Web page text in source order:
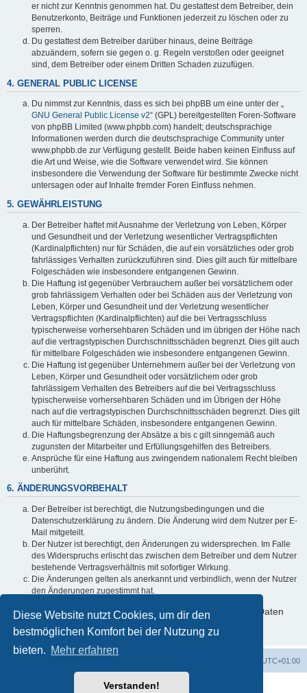
Diese Website nutzt Cookies, um dir den
bestmöglichen Komfort bei der Nutzung zu
bieten. Mehr erfahren
Verstanden!
er nicht zur Kenntnis genommen hat. Du gestattest dem Betreiber, dein
Benutzerkonto, Beiträge und Funktionen jederzeit zu löschen oder zu
sperren.
Du gestattest dem Betreiber darüber hinaus, deine Beiträge
abzuändern, sofern sie gegen o. g. Regeln verstoßen oder geeignet
sind, dem Betreiber oder einem Dritten Schaden zuzufügen.
4. GENERAL PUBLIC LICENSE
Du nimmst zur Kenntnis, dass es sich bei phpBB um eine unter der „
GNU General Public License v2“ (GPL) bereitgestellten Foren-Software
von phpBB Limited (www.phpbb.com) handelt; deutschsprachige
Informationen werden durch die deutschsprachige Community unter
www.phpbb.de zur Verfügung gestellt. Beide haben keinen Einfluss auf
die Art und Weise, wie die Software verwendet wird. Sie können
insbesondere die Verwendung der Software für bestimmte Zwecke nicht
untersagen oder auf Inhalte fremder Foren Einfluss nehmen.
5. GEWÄHRLEISTUNG
Der Betreiber haftet mit Ausnahme der Verletzung von Leben, Körper
und Gesundheit und der Verletzung wesentlicher Vertragspflichten
(Kardinalpflichten) nur für Schäden, die auf ein vorsätzliches oder grob
fahrlässiges Verhalten zurückzuführen sind. Dies gilt auch für mittelbare
Folgeschäden wie insbesondere entgangenen Gewinn.
Die Haftung ist gegenüber Verbrauchern außer bei vorsätzlichem oder
grob fahrlässigem Verhalten oder bei Schäden aus der Verletzung von
Leben, Körper und Gesundheit und der Verletzung wesentlicher
Vertragspflichten (Kardinalpflichten) auf die bei Vertragsschluss
typischerweise vorhersehbaren Schäden und im übrigen der Höhe nach
auf die vertragstypischen Durchschnittsschäden begrenzt. Dies gilt auch
für mittelbare Folgeschäden wie insbesondere entgangenen Gewinn.
Die Haftung ist gegenüber Unternehmern außer bei der Verletzung von
Leben, Körper und Gesundheit oder vorsätzlichem oder grob
fahrlässigem Verhalten des Betreibers auf die bei Vertragsschluss
typischerweise vorhersehbaren Schäden und im Übrigen der Höhe
nach auf die vertragstypischen Durchschnittsschäden begrenzt. Dies gilt
auch für mittelbare Schäden, insbesondere entgangenen Gewinn.
Die Haftungsbegrenzung der Absätze a bis c gilt sinngemäß auch
zugunsten der Mitarbeiter und Erfüllungsgehilfen des Betreibers.
Ansprüche für eine Haftung aus zwingendem nationalem Recht bleiben
unberührt.
6. ÄNDERUNGSVORBEHALT
Der Betreiber ist berechtigt, die Nutzungsbedingungen und die
Datenschutzerklärung zu ändern. Die Änderung wird dem Nutzer per E-
Mail mitgeteilt.
Der Nutzer ist berechtigt, den Änderungen zu widersprechen. Im Falle
des Widerspruchs erlischt das zwischen dem Betreiber und dem Nutzer
bestehende Vertragsverhältnis mit sofortiger Wirkung.
Die Änderungen gelten als anerkannt und verbindlich, wenn der Nutzer
den Änderungen zugestimmt hat.
Informationen über den Umgang mit deinen persönlichen Daten
sind in der Datenschutzerklärung enthalten.
UTC+01:00
Powered byphpBB® Forum Software © phpBB Limited